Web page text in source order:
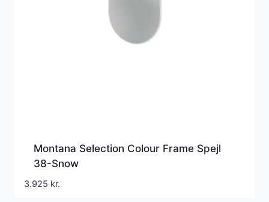
Montana Selection Colour Frame Spejl
38-Snow
3.925 kr.